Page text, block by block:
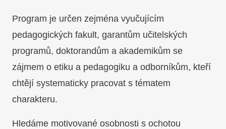
Program je určen zejména vyučujícím
pedagogických fakult, garantům učitelských
programů, doktorandům a akademikům se
zájmem o etiku a pedagogiku a odborníkům, kteří
chtějí systematicky pracovat s tématem
charakteru.
Hledáme motivované osobnosti s ochotou